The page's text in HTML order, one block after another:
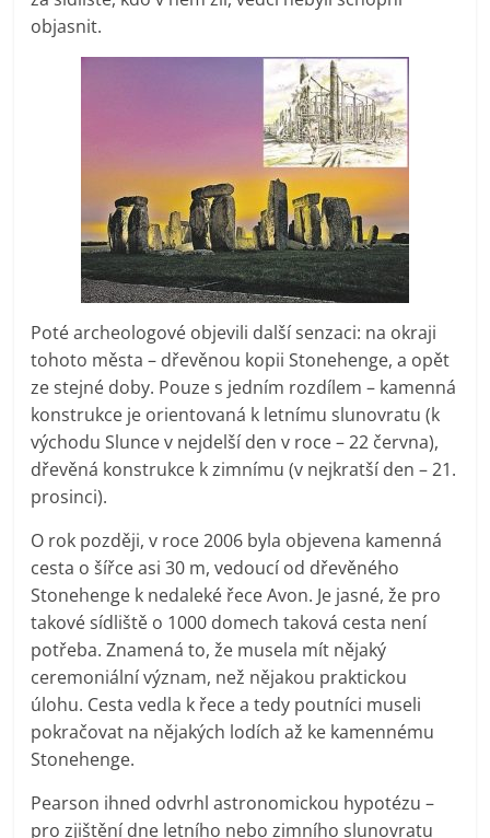
objasnit.
Poté archeologové objevili další senzaci: na okraji
tohoto města – dřevěnou kopii Stonehenge, a opět
ze stejné doby. Pouze s jedním rozdílem – kamenná
konstrukce je orientovaná k letnímu slunovratu (k
východu Slunce v nejdelší den v roce – 22 června),
dřevěná konstrukce k zimnímu (v nejkratší den – 21.
prosinci).
O rok později, v roce 2006 byla objevena kamenná
cesta o šířce asi 30 m, vedoucí od dřevěného
Stonehenge k nedaleké řece Avon. Je jasné, že pro
takové sídliště o 1000 domech taková cesta není
potřeba. Znamená to, že musela mít nějaký
ceremoniální význam, než nějakou praktickou
úlohu. Cesta vedla k řece a tedy poutníci museli
pokračovat na nějakých lodích až ke kamennému
Stonehenge.
Pearson ihned odvrhl astronomickou hypotézu –
pro zjištění dne letního nebo zimního slunovratu